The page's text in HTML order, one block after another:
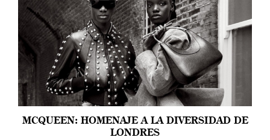
MCQUEEN: HOMENAJE A LA DIVERSIDAD DE
LONDRES